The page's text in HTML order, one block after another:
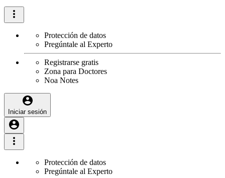
Protección de datos
Pregúntale al Experto
Registrarse gratis
Zona para Doctores
Noa Notes
Iniciar sesión
Protección de datos
Pregúntale al Experto